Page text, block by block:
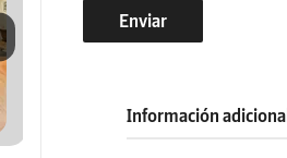
Enviar
Información adicional